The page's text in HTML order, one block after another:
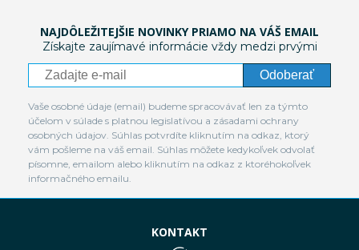
NAJDÔLEŽITEJŠIE NOVINKY PRIAMO NA VÁŠ EMAIL
Získajte zaujímavé informácie vždy medzi prvými
Odoberať
Vaše osobné údaje (email) budeme spracovávať len za týmto
účelom v súlade s platnou legislatívou a zásadami ochrany
osobných údajov. Súhlas potvrdíte kliknutím na odkaz, ktorý
vám pošleme na váš email. Súhlas môžete kedykoľvek odvolať
písomne, emailom alebo kliknutím na odkaz z ktoréhokoľvek
informačného emailu.
KONTAKT